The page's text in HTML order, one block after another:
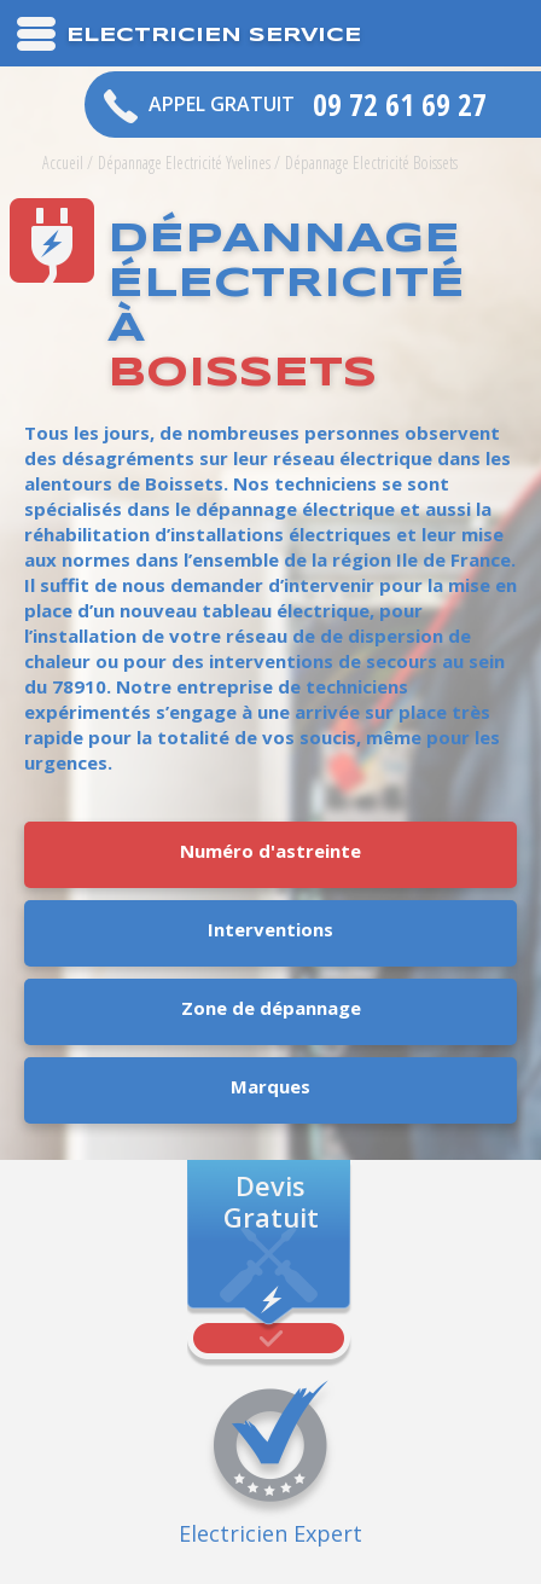
ELECTRICIEN SERVICE
APPEL GRATUIT 09 72 61 69 27
Accueil / Dépannage Electricité Yvelines/ Dépannage Electricité Boissets
DÉPANNAGE
ÉLECTRICITÉ
À
BOISSETS
Tous les jours, de nombreuses personnes observent
des désagréments sur leur réseau électrique dans les
alentours de Boissets. Nos techniciens se sont
spécialisés dans le dépannage électrique et aussi la
réhabilitation d’installations électriques et leur mise
aux normes dans l’ensemble de la région Ile de France.
Il suffit de nous demander d’intervenir pour la mise en
place d’un nouveau tableau électrique, pour
l’installation de votre réseau de de dispersion de
chaleur ou pour des interventions de secours au sein
du 78910. Notre entreprise de techniciens
expérimentés s’engage à une arrivée sur place très
rapide pour la totalité de vos soucis, même pour les
urgences.
Numéro d'astreinte
Interventions
Zone de dépannage
Marques
Devis
Gratuit
Electricien Expert